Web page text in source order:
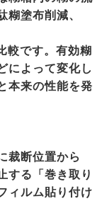
糊塗布削減、
です。有効糊
によって変化し
本来の性能を発
裁断位置から
する「巻き取り
ィルム貼り付け